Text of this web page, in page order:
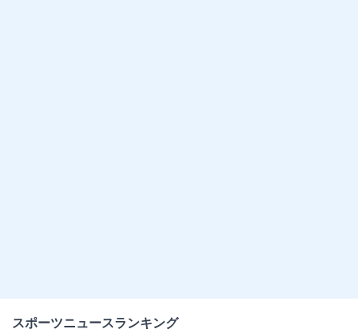
スポーツニュースランキング